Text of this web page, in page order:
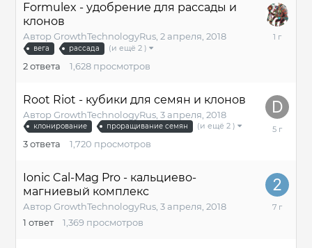
Formulex - удобрение для рассады и
клонов
АвторGrowthTechnologyRus 2 апреля, 2018
вега рассада (и ещё 2 )
2ответа 1,628 просмотров
19
Root Riot - кубики для семян и клонов
АвторGrowthTechnologyRus 3 апреля, 2018
клонирование проращивание семян (и ещё 2 )
3ответа 1,720 просмотров
Ionic Cal-Mag Pro - кальциево-
магниевый комплекс
АвторGrowthTechnologyRus, 3 апреля, 2018
1 ответ 1,369 просмотров
13